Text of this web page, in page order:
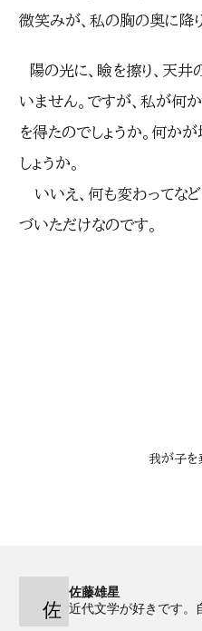
微笑みが、私の胸の奥に降り
陽の光に、瞼を擦り、天井
いません。ですが、私が何
を得たのでしょうか。何かが
しょうか。
いいえ、何も変わってなど
づいただけなのです。
我が子を
佐
佐藤雄星
近代文学が好きです。